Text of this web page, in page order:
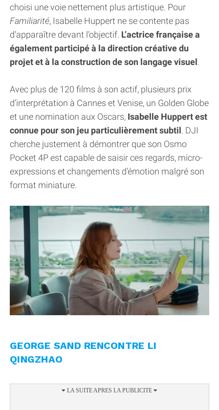
choisi une voie nettement plus artistique. Pour
Familiarité, Isabelle Huppert ne se contente pas
d’apparaître devant l’objectif. L’actrice française a
également participé à la direction créative du
projet et à la construction de son langage visuel.
Avec plus de 120 films à son actif, plusieurs prix
d’interprétation à Cannes et Venise, un Golden Globe
et une nomination aux Oscars, Isabelle Huppert est
connue pour son jeu particulièrement subtil. DJI
cherche justement à démontrer que son Osmo
Pocket 4P est capable de saisir ces regards, micro-
expressions et changements d’émotion malgré son
format miniature.
GEORGE SAND RENCONTRE LI
QINGZHAO